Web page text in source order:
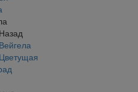
Назад
Вейгела
Цветущая